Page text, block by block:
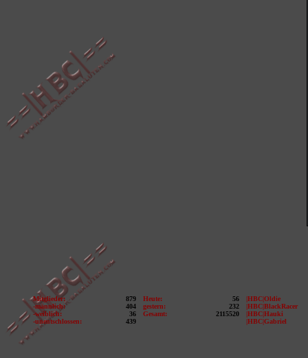
Mitglieder:
879
-männlich:
404
-weiblich:
36
-unentschlossen:
439
Heute:
56
gestern:
232
Gesamt:
2115520
|HBC|Oldie
|HBC|BlackRacer
|HBC|Hauki
|HBC|Gabriel